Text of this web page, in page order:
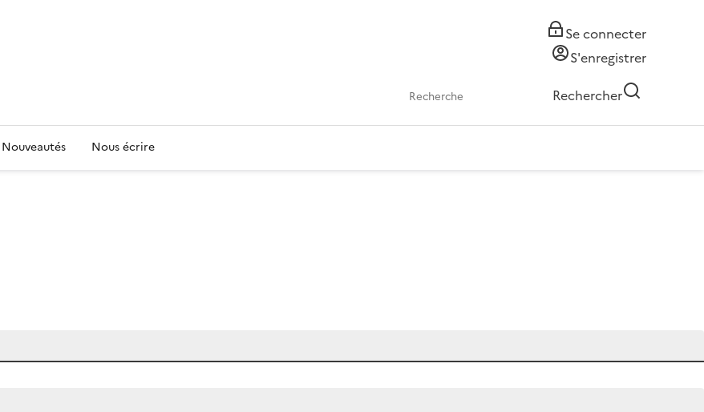
Se connecter
S'enregistrer
Rechercher
Nouveautés Nous écrire